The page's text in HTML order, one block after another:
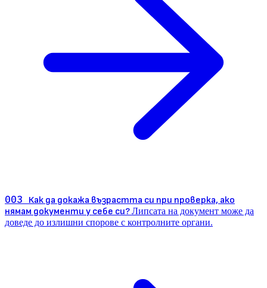
003 Как да докажа възрастта си при проверка, ако
нямам документи у себе си?Липсата на документ може да
доведе до излишни спорове с контролните органи.